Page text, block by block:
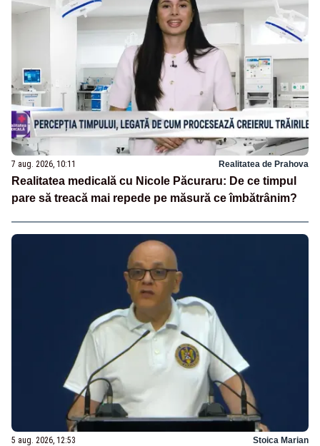
7 aug. 2026, 10:11 Realitatea de Prahova
Realitatea medicală cu Nicole Păcuraru: De ce timpul
pare să treacă mai repede pe măsură ce îmbătrânim?
5 aug. 2026, 12:53 Stoica Marian